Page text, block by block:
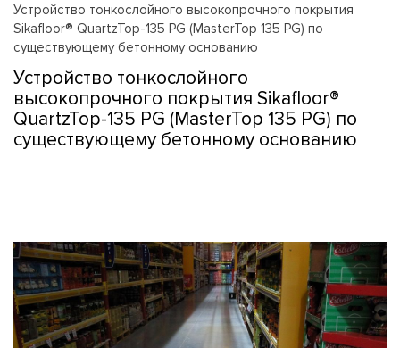
Устройство тонкослойного высокопрочного покрытия
Sikafloor® QuartzTop-135 PG (MasterTop 135 PG) по
существующему бетонному основанию
Устройство тонкослойного
высокопрочного покрытия Sikafloor®
QuartzTop-135 PG (MasterTop 135 PG) по
существующему бетонному основанию